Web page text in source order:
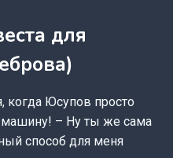
для
когда Юсупов просто
машину! – Ну ты же сама
способ для меня